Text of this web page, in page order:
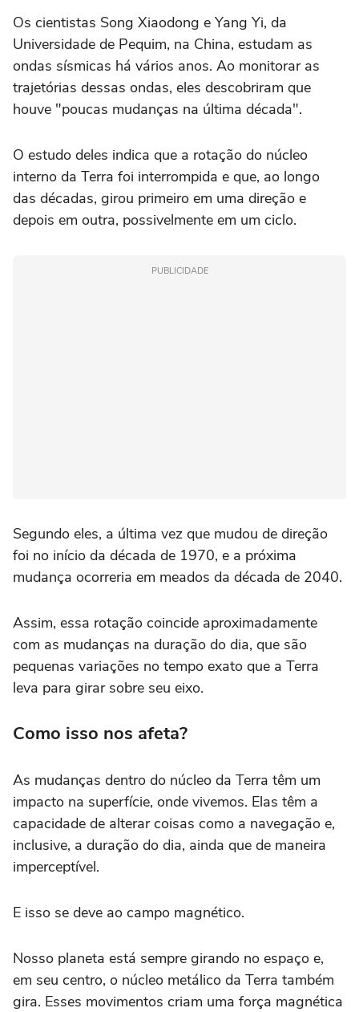
Os cientistas Song Xiaodong e Yang Yi, da
Universidade de Pequim, na China, estudam as
ondas sísmicas há vários anos. Ao monitorar as
trajetórias dessas ondas, eles descobriram que
houve "poucas mudanças na última década".
O estudo deles indica que a rotação do núcleo
interno da Terra foi interrompida e que, ao longo
das décadas, girou primeiro em uma direção e
depois em outra, possivelmente em um ciclo.
PUBLICIDADE
Segundo eles, a última vez que mudou de direção
foi no início da década de 1970, e a próxima
mudança ocorreria em meados da década de 2040.
Assim, essa rotação coincide aproximadamente
com as mudanças na duração do dia, que são
pequenas variações no tempo exato que a Terra
leva para girar sobre seu eixo.
Como isso nos afeta?
As mudanças dentro do núcleo da Terra têm um
impacto na superfície, onde vivemos. Elas têm a
capacidade de alterar coisas como a navegação e,
inclusive, a duração do dia, ainda que de maneira
imperceptível.
E isso se deve ao campo magnético.
Nosso planeta está sempre girando no espaço e,
em seu centro, o núcleo metálico da Terra também
gira. Esses movimentos criam uma força magnética